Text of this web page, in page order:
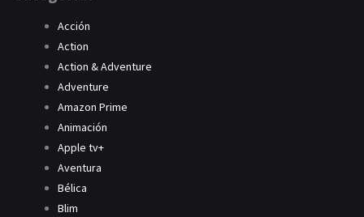
Acción
Action
Action & Adventure
Adventure
Amazon Prime
Animación
Apple tv+
Aventura
Bélica
Blim